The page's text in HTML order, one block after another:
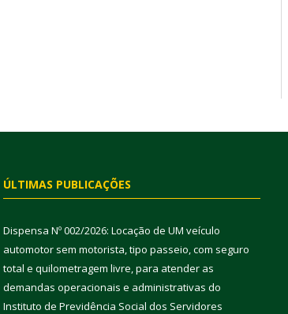
ÚLTIMAS PUBLICAÇÕES
Dispensa Nº 002/2026: Locação de UM veículo
automotor sem motorista, tipo passeio, com seguro
total e quilometragem livre, para atender as
demandas operacionais e administrativas do
Instituto de Previdência Social dos Servidores